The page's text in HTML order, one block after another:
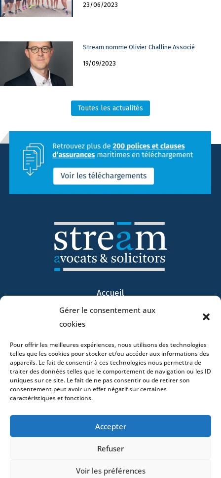
Gérer le consentement aux
cookies
Pour offrir les meilleures expériences, nous utilisons des technologies
telles que les cookies pour stocker et/ou accéder aux informations des
appareils. Le fait de consentir à ces technologies nous permettra de
traiter des données telles que le comportement de navigation ou les ID
uniques sur ce site. Le fait de ne pas consentir ou de retirer son
consentement peut avoir un effet négatif sur certaines
caractéristiques et fonctions.
Accepter
Refuser
Voir les préférences
23/06/2023
Stream nomme Olivier Challine Associé
19/09/2023
Toutes les actualités
Accueil
ADN
Bureaux
Avocats
Actualités
Contact
- 4 square Édouard VII – 75009 Paris – France –
76600 Le Havre – France – +33 (0)2 35 22 18 88